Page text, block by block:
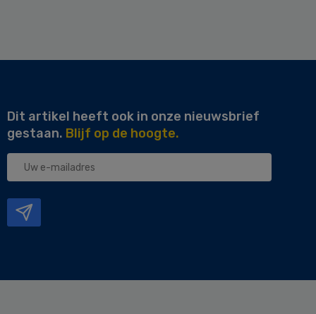
Dit artikel heeft ook in onze nieuwsbrief
gestaan. Blijf op de hoogte.
Uw